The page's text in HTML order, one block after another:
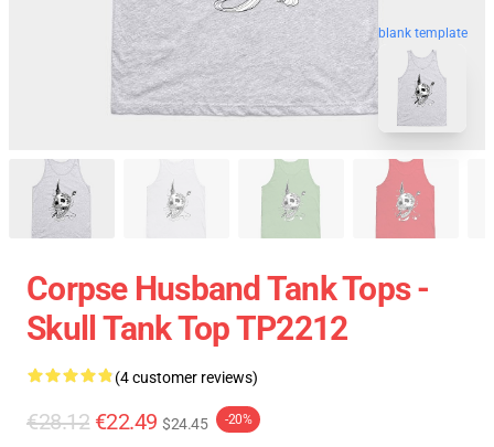
blank template
Corpse Husband Tank Tops -
Skull Tank Top TP2212
(4 customer reviews)
€28.12 €22.49 $24.45 -20%